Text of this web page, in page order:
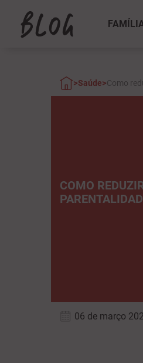
>Saúde>Como
COMO
06 de março